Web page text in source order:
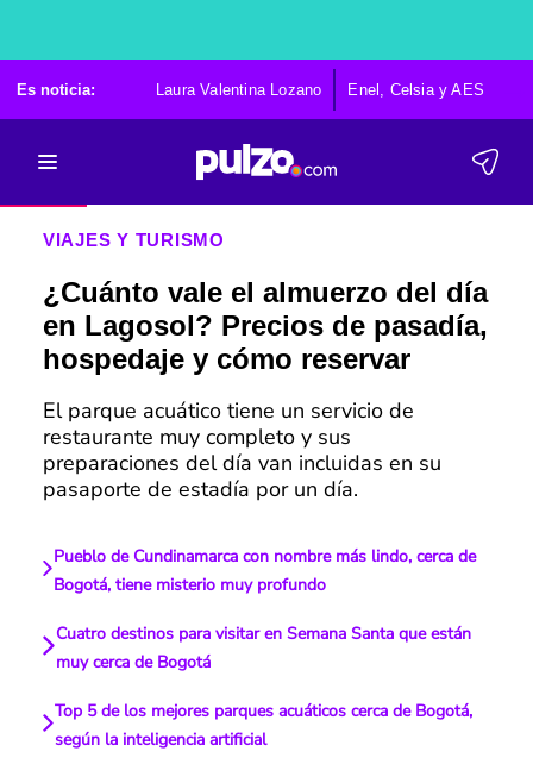
Es noticia: Laura Valentina Lozano Enel, Celsia y AES
VIAJES Y TURISMO
¿Cuánto vale el almuerzo del día
en Lagosol? Precios de pasadía,
hospedaje y cómo reservar
El parque acuático tiene un servicio de
restaurante muy completo y sus
preparaciones del día van incluidas en su
pasaporte de estadía por un día.
Pueblo de Cundinamarca con nombre más lindo, cerca de
Bogotá, tiene misterio muy profundo
Cuatro destinos para visitar en Semana Santa que están
muy cerca de Bogotá
Top 5 de los mejores parques acuáticos cerca de Bogotá,
según la inteligencia artificial